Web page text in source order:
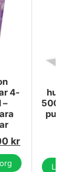
4-
–
kr
500-